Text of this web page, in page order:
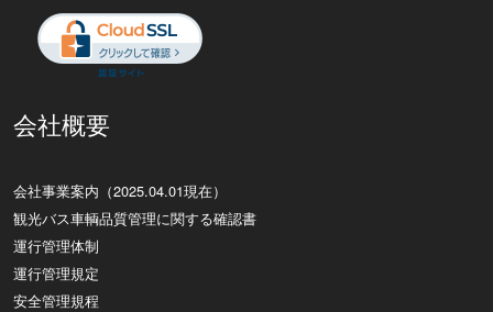
会社概要
会社事業案内（2025.04.01現在）
観光バス車輌品質管理に関する確認書
運行管理体制
運行管理規定
安全管理規程